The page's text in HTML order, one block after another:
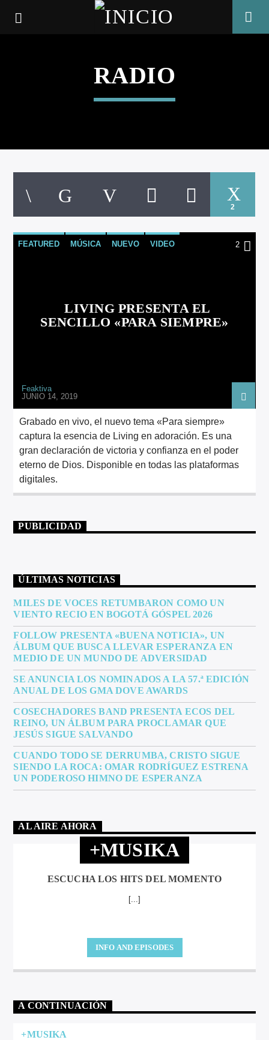
CANCIÓN ACTUAL
RADIO
2
FEATURED MÚSICA NUEVO VIDEO 2
LIVING PRESENTA EL
SENCILLO «PARA SIEMPRE»
Feaktiva
JUNIO 14, 2019
Grabado en vivo, el nuevo tema «Para siempre»
captura la esencia de Living en adoración. Es una
gran declaración de victoria y confianza en el poder
eterno de Dios. Disponible en todas las plataformas
digitales.
PUBLICIDAD
ÚLTIMAS NOTICIAS
MILES DE VOCES RETUMBARON COMO UN
VIENTO RECIO EN BOGOTÁ GÓSPEL 2026
FOLLOW PRESENTA «BUENA NOTICIA», UN
ÁLBUM QUE BUSCA LLEVAR ESPERANZA EN
MEDIO DE UN MUNDO DE ADVERSIDAD
SE ANUNCIA LOS NOMINADOS A LA 57.ª EDICIÓN
ANUAL DE LOS GMA DOVE AWARDS
COSECHADORES BAND PRESENTA ECOS DEL
REINO, UN ÁLBUM PARA PROCLAMAR QUE
JESÚS SIGUE SALVANDO
CUANDO TODO SE DERRUMBA, CRISTO SIGUE
SIENDO LA ROCA: OMAR RODRÍGUEZ ESTRENA
UN PODEROSO HIMNO DE ESPERANZA
AL AIRE AHORA
+MUSIKA
ESCUCHA LOS HITS DEL MOMENTO
[...]
INFO AND EPISODES
A CONTINUACIÓN
+MUSIKA